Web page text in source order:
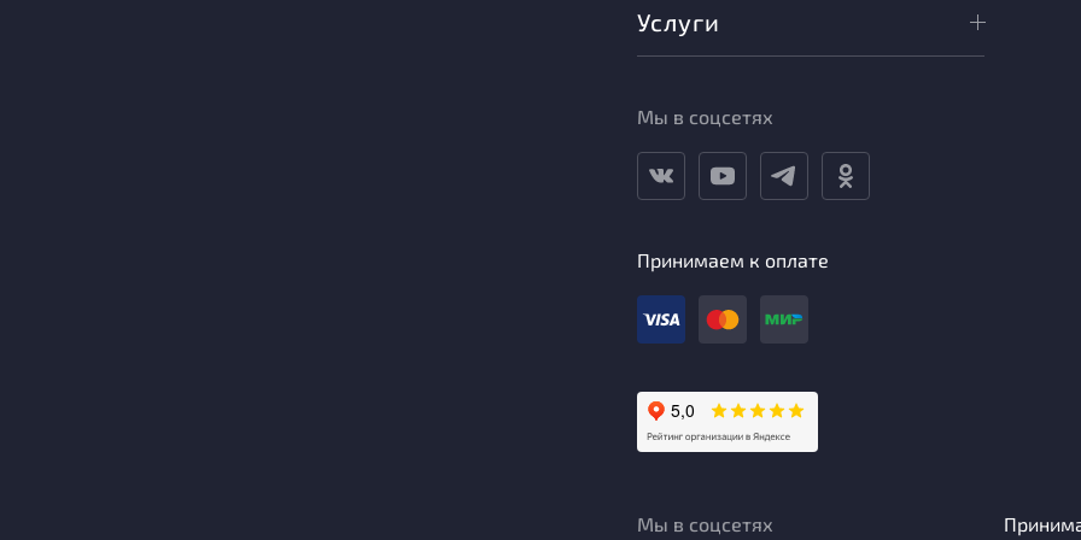
Услуги
Мы в соцсетях
Принимаем к оплате
Мы в соцсетях